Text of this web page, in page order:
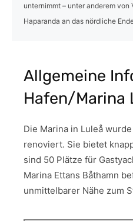
unternimmt – unter anderem
Haparanda an das nördliche
Allgemeine
Hafen/Marina
Die Marina in Luleå
renoviert. Sie bietet
sind 50 Plätze für
Marina Ettans Båthamn
unmittelbarer Nähe zum